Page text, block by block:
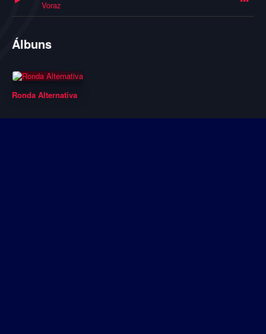
Voraz
Álbuns
Ronda Alternativa